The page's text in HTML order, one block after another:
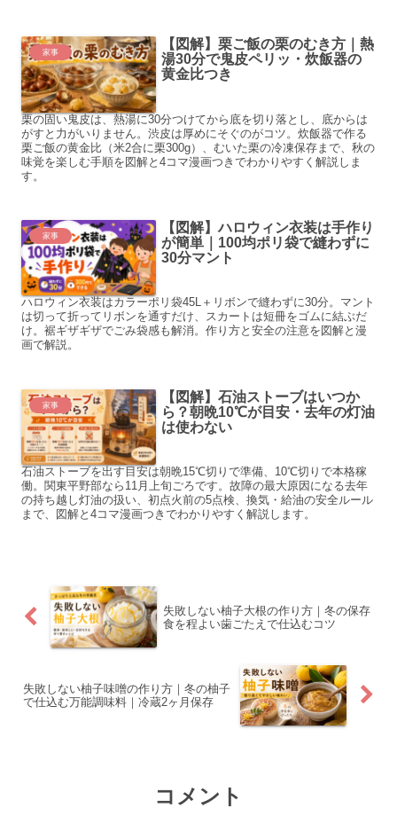
家事
【図解】栗ご飯の栗のむき方｜熱
湯30分で鬼皮ペリッ・炊飯器の
黄金比つき
栗の固い鬼皮は、熱湯に30分つけてから底を切り落とし、底からは
がすと力がいりません。渋皮は厚めにそぐのがコツ。炊飯器で作る
栗ご飯の黄金比（米2合に栗300g）、むいた栗の冷凍保存まで、秋の
味覚を楽しむ手順を図解と4コマ漫画つきでわかりやすく解説しま
す。
家事
【図解】ハロウィン衣装は手作り
が簡単｜100均ポリ袋で縫わずに
30分マント
ハロウィン衣装はカラーポリ袋45L＋リボンで縫わずに30分。マント
は切って折ってリボンを通すだけ、スカートは短冊をゴムに結ぶだ
け。裾ギザギザでごみ袋感も解消。作り方と安全の注意を図解と漫
画で解説。
家事
【図解】石油ストーブはいつか
ら？朝晩10℃が目安・去年の灯油
は使わない
石油ストーブを出す目安は朝晩15℃切りで準備、10℃切りで本格稼
働。関東平野部なら11月上旬ごろです。故障の最大原因になる去年
の持ち越し灯油の扱い、初点火前の5点検、換気・給油の安全ルール
まで、図解と4コマ漫画つきでわかりやすく解説します。
失敗しない柚子大根の作り方｜冬の保存
食を程よい歯ごたえで仕込むコツ
失敗しない柚子味噌の作り方｜冬の柚子
で仕込む万能調味料｜冷蔵2ヶ月保存
コメント